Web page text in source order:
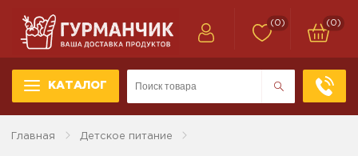
КАТАЛОГ
(0) (0)
Главная Детское питание